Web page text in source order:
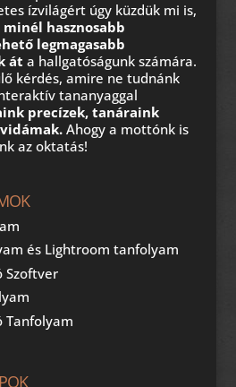
ízvilágért úgy küzdük mi is,
hasznosabb
legmagasabb
át a hallgatóságunk számára.
kérdés, amire ne tudnánk
tananyaggal
precízek, tanáraink
Ahogy a mottónk is
az oktatás!
és Lightroom tanfolyam
Szoftver
Tanfolyam